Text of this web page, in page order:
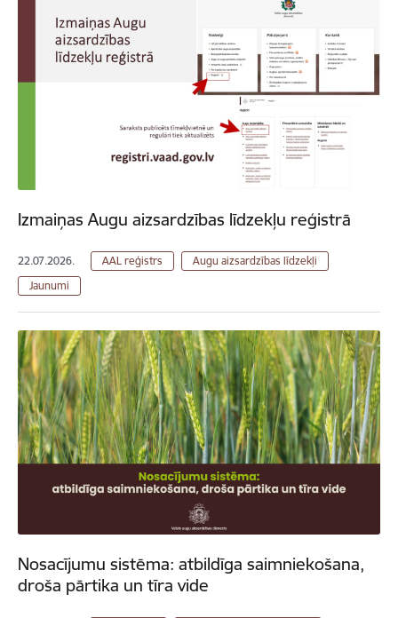
Izmaiņas Augu aizsardzības līdzekļu reģistrā
22.07.2026. AAL reģistrs
Augu aizsardzības līdzekļi
Jaunumi
Nosacījumu sistēma: atbildīga saimniekošana,
droša pārtika un tīra vide